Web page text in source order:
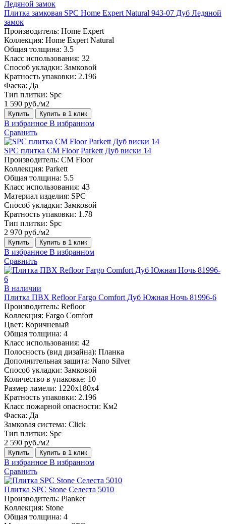
Плитка замковая SPC Home Expert Natural 943-07 Дуб Ледяной
замок
Производитель: Home Expert
Коллекция: Home Expert Natural
Общая толщина: 3.5
Класс использования: 32
Способ укладки: Замковой
Кратность упаковки: 2.196
Фаска: Да
Тип плитки: Spc
1 590 руб./м2
Купить Купить в 1 клик
В избранное В избранном
Сравнить
SPC плитка CM Floor Parkett Дуб виски 14
Производитель: CM Floor
Коллекция: Parkett
Общая толщина: 5.5
Класс использования: 43
Материал изделия: SPC
Способ укладки: Замковой
Кратность упаковки: 1.78
Тип плитки: Spc
2 970 руб./м2
Купить Купить в 1 клик
В избранное В избранном
Сравнить
В наличии
Плитка ПВХ Refloor Fargo Comfort Дуб Южная Ночь 81996-6
Производитель: Refloor
Коллекция: Fargo Comfort
Цвет: Коричневый
Общая толщина: 4
Класс использования: 42
Полосность (вид дизайна): Планка
Дополнительная защита: Nano Silver
Способ укладки: Замковой
Количество в упаковке: 10
Размер ламели: 1220х180х4
Кратность упаковки: 2.196
Класс пожарной опасности: Км2
Фаска: Да
Замковая система: Click
Тип плитки: Spc
2 590 руб./м2
Купить Купить в 1 клик
В избранное В избранном
Сравнить
Плитка SPC Stone Селеста 5010
Производитель: Planker
Коллекция: Stone
Общая толщина: 4